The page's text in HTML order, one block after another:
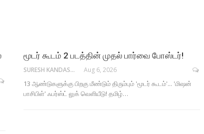
மூடர் கூடம் 2 படத்தின் முதல் பார்வை போஸ்டர்!
SURESH KANDASAMY Aug 6, 2026
13 ஆண்டுகளுக்கு பிறகு மீண்டும் திரும்பும் 'மூடர் கூடம்'... 'மிஷன்
பாசிபிள்' ஃபர்ஸ்ட் லுக் வெளியீடு! தமிழ்…